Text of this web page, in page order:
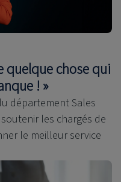
quelque chose qui
! »
département Sales
les chargés de
le meilleur service